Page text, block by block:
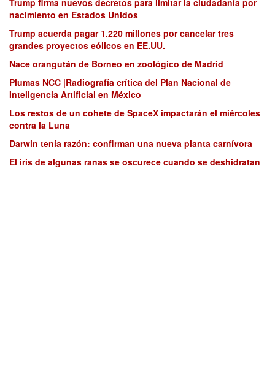
nacimiento en Estados Unidos
Trump acuerda pagar 1.220 millones por cancelar tres
grandes proyectos eólicos en EE.UU.
Nace orangután de Borneo en zoológico de Madrid
Plumas NCC |Radiografía crítica del Plan Nacional de
Inteligencia Artificial en México
Los restos de un cohete de SpaceX impactarán el miércoles
contra la Luna
Darwin tenía razón: confirman una nueva planta carnívora
El iris de algunas ranas se oscurece cuando se deshidratan